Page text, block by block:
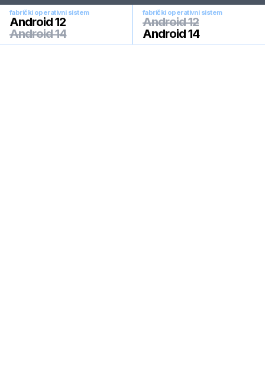
fabrički operativni sistem
Android 12
Android 14
fabrički operativni sistem
Android 12
Android 14